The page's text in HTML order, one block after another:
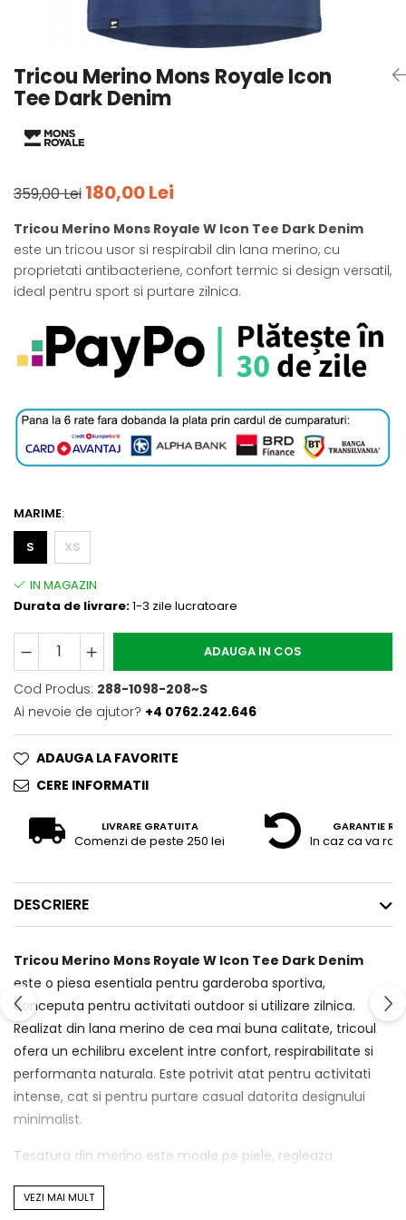
Pantaloni outdoor
Curele
Bustiere
Tricou Merino Mons Royale Icon
Tee Dark Denim
359,00 Lei 180,00 Lei
Tricou Merino Mons Royale W Icon Tee Dark Denim
este un tricou usor si respirabil din lana merino, cu
proprietati antibacteriene, confort termic si design versatil,
ideal pentru sport si purtare zilnica.
MARIME:
S
XS
Durata de livrare:1-3 zile lucratoare
ADAUGA IN COS
Cod Produs: 288-1098-208~S
Ai nevoie de ajutor? +4 0762.242.646
ADAUGA LA FAVORITE
CERE INFORMATII
LIVRARE GRATUITA
Comenzi de peste 250 lei
GARANTIE
In caz ca va
DESCRIERE
Tricou Merino Mons Royale W Icon Tee Dark Denim
este o piesa esentiala pentru garderoba sportiva,
conceputa pentru activitati outdoor si utilizare zilnica.
Realizat din lana merino de cea mai buna calitate, tricoul
ofera un echilibru excelent intre confort, respirabilitate si
performanta naturala. Este potrivit atat pentru activitati
intense, cat si pentru purtare casual datorita designului
minimalist.
Tesatura din merino este moale pe piele, regleaza
corpul uscat si confortabil in orice conditii. Materialul are
VEZI MAI MULT